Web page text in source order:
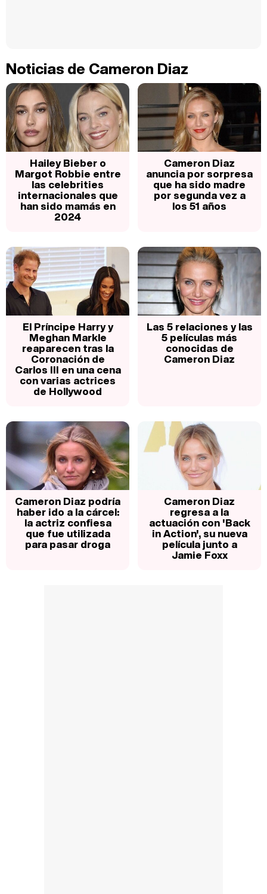
Noticias de Cameron Diaz
Hailey Bieber o
Margot Robbie entre
las celebrities
internacionales que
han sido mamás en
2024
Cameron Diaz
anuncia por sorpresa
que ha sido madre
por segunda vez a
los 51 años
El Príncipe Harry y
Meghan Markle
reaparecen tras la
Coronación de
Carlos III en una cena
con varias actrices
de Hollywood
Las 5 relaciones y las
5 películas más
conocidas de
Cameron Diaz
Cameron Diaz podría
haber ido a la cárcel:
la actriz confiesa
que fue utilizada
para pasar droga
Cameron Diaz
regresa a la
actuación con 'Back
in Action', su nueva
película junto a
Jamie Foxx